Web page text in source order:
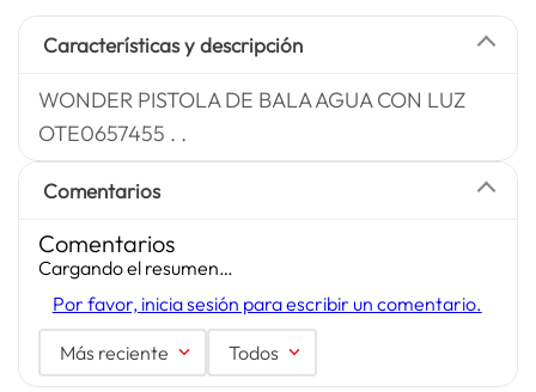
Características y descripción
WONDER PISTOLA DE BALA AGUA CON LUZ
OTE0657455 . .
Comentarios
Comentarios
Cargando el resumen…
Por favor, inicia sesión para escribir un comentario.
Más reciente Todos